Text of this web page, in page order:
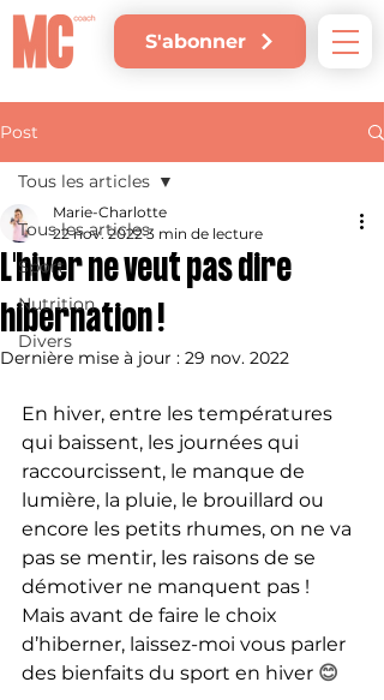
S'abonner
Post
Tous les articles
Sport
Nutrition
Divers
Tous les articles
L'hiver ne veut pas dire
hibernation !
Marie-Charlotte
22 nov. 2022 3 min de lecture
Dernière mise à jour : 29 nov. 2022
En hiver, entre les températures
qui baissent, les journées qui
raccourcissent, le manque de
lumière, la pluie, le brouillard ou
encore les petits rhumes, on ne va
pas se mentir, les raisons de se
démotiver ne manquent pas !
Mais avant de faire le choix
d’hiberner, laissez-moi vous parler
des bienfaits du sport en hiver 😊